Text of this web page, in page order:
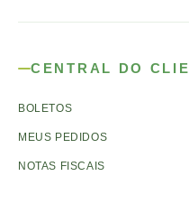
CENTRAL DO
BOLETOS
MEUS PEDIDOS
NOTAS FISCAIS